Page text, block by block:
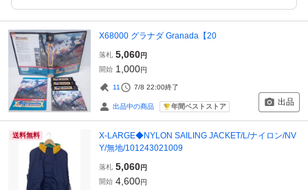
X68000 グラナダ Granada【20
落札 5,060円
開始 1,000円
11 7/8 22:00終了
出品中の商品 年間ベストストア 出品
送料無料
X-LARGE◆NYLON SAILING JACKET/L/ナイロン/NV
Y/無地/101243021009
落札 5,060円
開始 4,600円